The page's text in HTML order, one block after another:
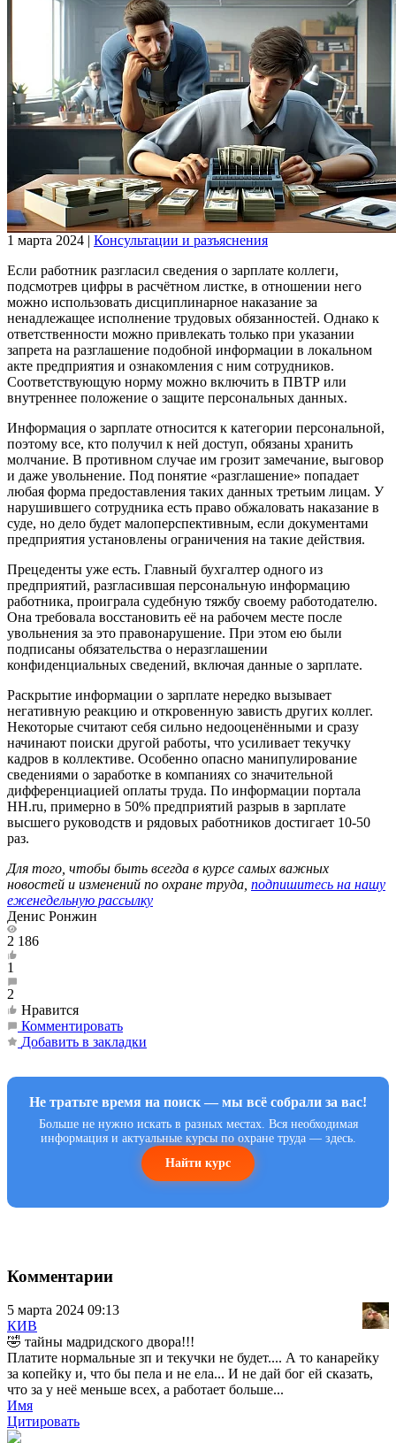
1 марта 2024 | Консультации и разъяснения
Если работник разгласил сведения о зарплате коллеги,
подсмотрев цифры в расчётном листке, в отношении него
можно использовать дисциплинарное наказание за
ненадлежащее исполнение трудовых обязанностей. Однако к
ответственности можно привлекать только при указании
запрета на разглашение подобной информации в локальном
акте предприятия и ознакомления с ним сотрудников.
Соответствующую норму можно включить в ПВТР или
внутреннее положение о защите персональных данных.
Информация о зарплате относится к категории персональной,
поэтому все, кто получил к ней доступ, обязаны хранить
молчание. В противном случае им грозит замечание, выговор
и даже увольнение. Под понятие «разглашение» попадает
любая форма предоставления таких данных третьим лицам. У
нарушившего сотрудника есть право обжаловать наказание в
суде, но дело будет малоперспективным, если документами
предприятия установлены ограничения на такие действия.
Прецеденты уже есть. Главный бухгалтер одного из
предприятий, разгласившая персональную информацию
работника, проиграла судебную тяжбу своему работодателю.
Она требовала восстановить её на рабочем месте после
увольнения за это правонарушение. При этом ею были
подписаны обязательства о неразглашении
конфиденциальных сведений, включая данные о зарплате.
Раскрытие информации о зарплате нередко вызывает
негативную реакцию и откровенную зависть других коллег.
Некоторые считают себя сильно недооценёнными и сразу
начинают поиски другой работы, что усиливает текучку
кадров в коллективе. Особенно опасно манипулирование
сведениями о заработке в компаниях со значительной
дифференциацией оплаты труда. По информации портала
HH.ru, примерно в 50% предприятий разрыв в зарплате
высшего руководств и рядовых работников достигает 10-50
раз.
Для того, чтобы быть всегда в курсе самых важных
новостей и изменений по охране труда, подпишитесь на нашу
еженедельную рассылку
Денис Ронжин
2 186
1
2
Нравится
Комментировать
Добавить в закладки
Не тратьте время на поиск — мы всё собрали за вас!
Больше не нужно искать в разных местах. Вся необходимая
информация и актуальные курсы по охране труда — здесь.
Найти курс
Комментарии
5 марта 2024 09:13
КИВ
🤣 тайны мадридского двора!!!
Платите нормальные зп и текучки не будет.... А то канарейку
за копейку и, что бы пела и не ела... И не дай бог ей сказать,
что за у неё меньше всех, а работает больше...
Имя
Цитировать